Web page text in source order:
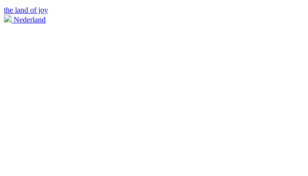
the land of joy
Nederland